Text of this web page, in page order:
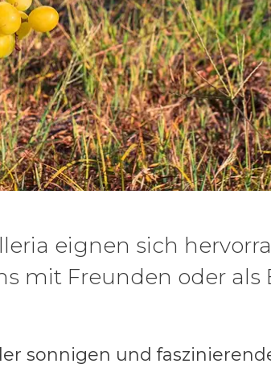
eignen sich
mit Freunden oder als
sonnigen und